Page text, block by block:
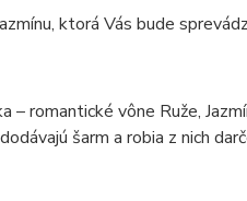
ktorá Vás bude
romantické vône Ruže,
šarm a robia z nich